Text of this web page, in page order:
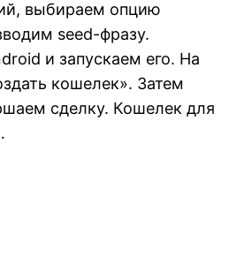
выбираем опцию
seed-фразу.
и запускаем его. На
кошелек». Затем
сделку. Кошелек для